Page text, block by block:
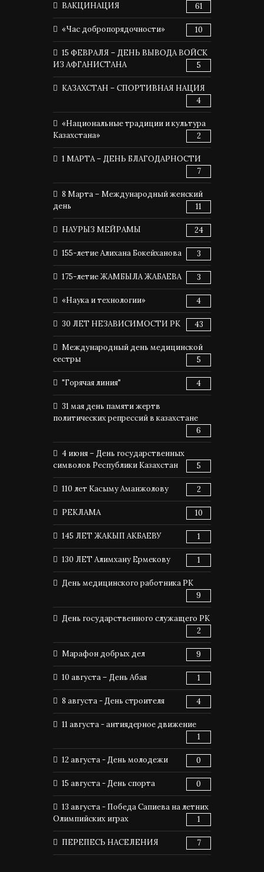
ВАКЦИНАЦИЯ 61
«Час добропорядочности» 10
15 ФЕВРАЛЯ – ДЕНЬ ВЫВОДА ВОЙСК
ИЗ АФГАНИСТАНА
5
КАЗАХСТАН – СПОРТИВНАЯ НАЦИЯ
4
«Национальные традиции и культура
Казахстана»
2
1 МАРТА – ДЕНЬ БЛАГОДАРНОСТИ
7
8 Марта – Международный женский
день
11
НАУРЫЗ МЕЙРАМЫ 24
155-летие Алихана Бокейханова 3
175-летие ЖАМБЫЛА ЖАБАЕВА 3
«Наука и технологии» 4
30 ЛЕТ НЕЗАВИСИМОСТИ РК 43
Международный день медицинской
сестры
5
"Горячая линия" 4
31 мая день памяти жертв
политических репрессий в казахстане
6
4 июня – День государственных
символов Республики Казахстан
5
110 лет Касыму Аманжолову 2
РЕКЛАМА 10
145 ЛЕТ ЖАКЫП АКБАЕВУ 1
130 ЛЕТ Алимхану Ермекову 1
День медицинского работника РК
9
День государственного служащего РК
2
Марафон добрых дел 9
10 августа – День Абая 1
8 августа - День строителя 4
11 августа - антиядерное движение
1
12 августа - День молодежи 0
15 августа - День спорта 0
13 августа - Победа Сапиева на летних
Олимпийских играх
1
ПЕРЕПЕСЬ НАСЕЛЕНИЯ 7